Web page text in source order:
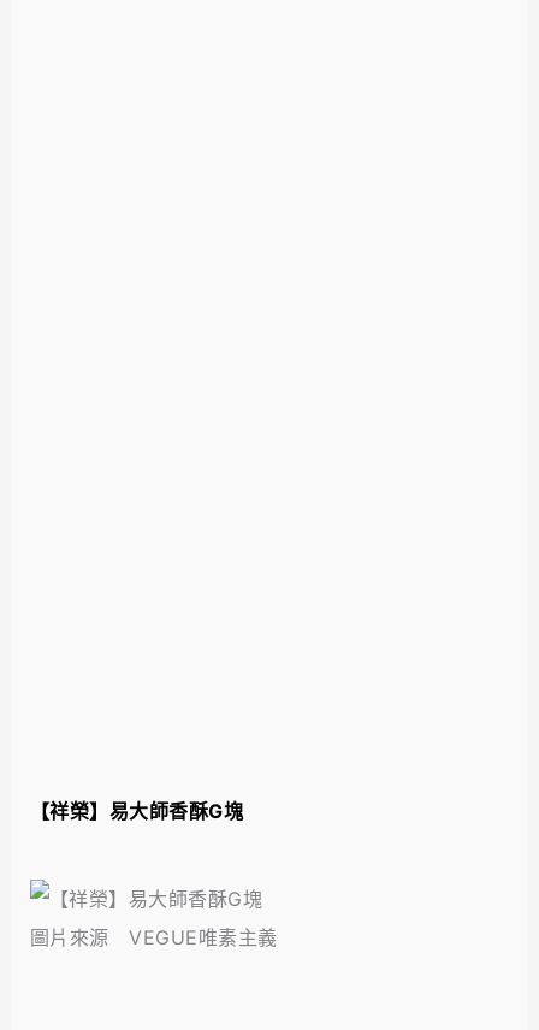
【祥榮】易大師香酥G塊
圖片來源 VEGUE唯素主義